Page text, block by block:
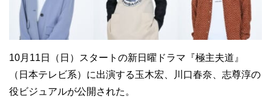
10月11日（日）スタートの新日曜ドラマ『極主夫道』
（日本テレビ系）に出演する玉木宏、川口春奈、志尊淳の
役ビジュアルが公開された。